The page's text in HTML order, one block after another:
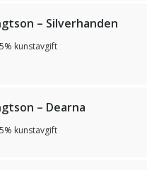
– Silverhanden
kunstavgift
– Dearna
kunstavgift